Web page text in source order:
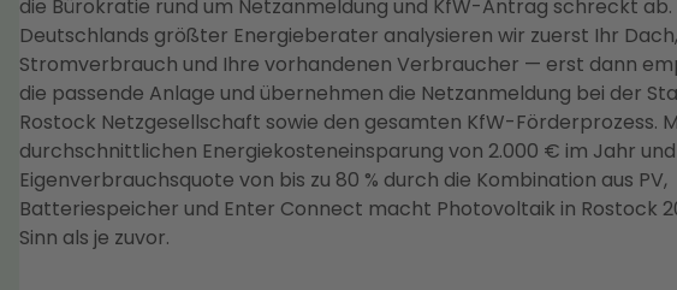
die Bürokratie rund um Netzanmeldung und KfW-Antrag schreckt ab.
Deutschlands größter Energieberater analysieren wir zuerst Ihr
Stromverbrauch und Ihre vorhandenen Verbraucher — erst dann
die passende Anlage und übernehmen die Netzanmeldung bei der
Rostock Netzgesellschaft sowie den gesamten KfW-Förderprozess.
durchschnittlichen Energiekosteneinsparung von 2.000 € im Jahr
Eigenverbrauchsquote von bis zu 80 % durch die Kombination aus PV,
Batteriespeicher und Enter Connect macht Photovoltaik in Rostock
Sinn als je zuvor.